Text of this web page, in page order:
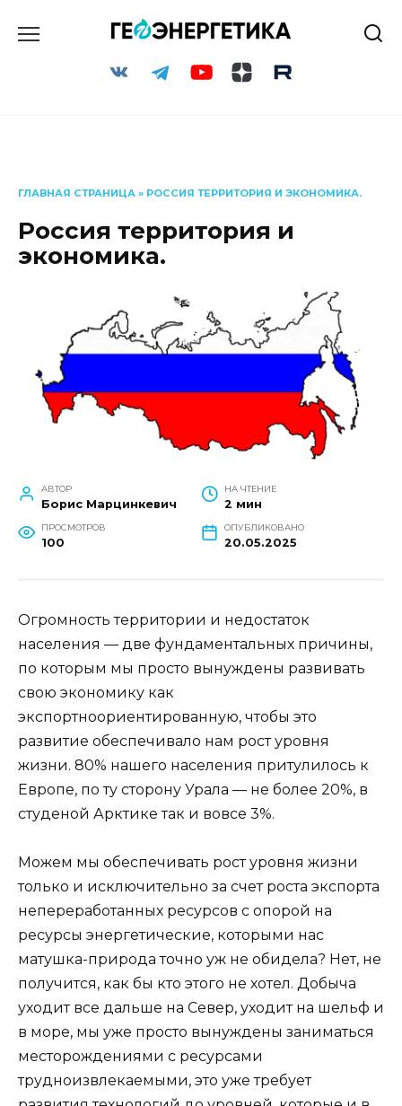
ГЛАВНАЯ СТРАНИЦА » РОССИЯ ТЕРРИТОРИЯ И ЭКОНОМИКА.
Россия территория и
экономика.
АВТОР
Борис Марцинкевич
НА ЧТЕНИЕ
2 мин
ПРОСМОТРОВ
100
ОПУБЛИКОВАНО
20.05.2025
Огромность территории и недостаток
населения — две фундаментальных причины,
по которым мы просто вынуждены развивать
свою экономику как
экспортноориентированную, чтобы это
развитие обеспечивало нам рост уровня
жизни. 80% нашего населения притулилось к
Европе, по ту сторону Урала — не более 20%, в
студеной Арктике так и вовсе 3%.
Можем мы обеспечивать рост уровня жизни
только и исключительно за счет роста экспорта
непереработанных ресурсов с опорой на
ресурсы энергетические, которыми нас
матушка-природа точно уж не обидела? Нет, не
получится, как бы кто этого не хотел. Добыча
уходит все дальше на Север, уходит на шельф и
в море, мы уже просто вынуждены заниматься
месторождениями с ресурсами
трудноизвлекаемыми, это уже требует